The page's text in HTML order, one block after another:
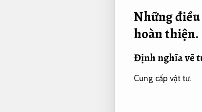
Những
hoàn thiện.
Định nghĩa vẽ
Cung cấp vật tư.